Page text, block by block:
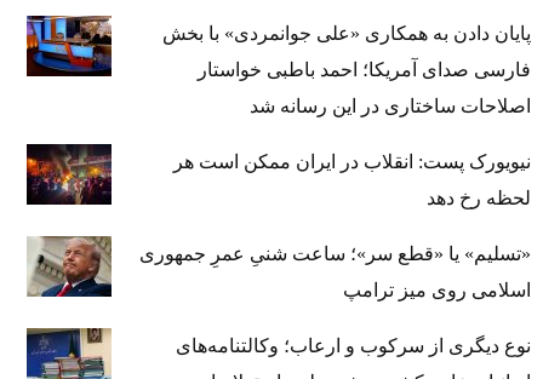
پایان دادن به همکاری «علی جوانمردی» با بخش
فارسی صدای آمریکا؛ احمد باطبی خواستار
اصلاحات ساختاری در این رسانه شد
نیویورک پست: انقلاب در ایران ممکن است هر
لحظه رخ دهد
«تسلیم» یا «قطع سر»؛ ساعت شنیِ عمرِ جمهوری
اسلامی روی میز ترامپ
نوع دیگری از سرکوب و ارعاب؛ وکالتنامه‌های